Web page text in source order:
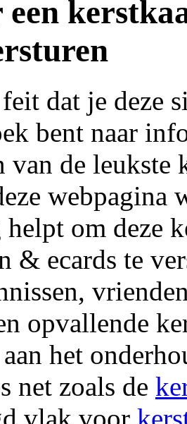
een
dat je deze
bent naar
van de leukste
om deze
& ecards te
opvallende
het
net zoals de
vlak voor